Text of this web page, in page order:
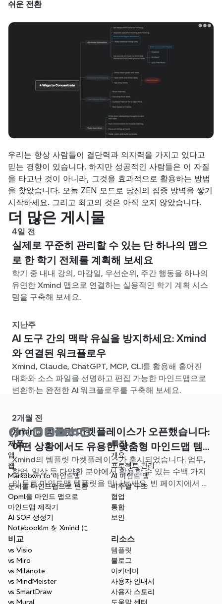
쉬운 전환
우리는 항상 사람들이 결단력과 의지력을 가지고 있다고
믿는 경향이 있습니다. 하지만 성공적인 사람들은 이 자질
을 타고난 것이 아니라, 그것을 효과적으로 활용하는 방법
을 찾았습니다. 오늘 ZEN 모드로 당신의 집중 방벽을 쌓기
시작하세요. 그리고 최고의 것은 아직 오지 않았습니다.
더 많은 게시물
4일 전
실제로 꾸준히 관리할 수 있는 단 하나의 맵으
로 한 학기 전체를 계획해 보세요
학기 중 내내 강의, 마감일, 우선순위, 주간 행동을 하나의
유연한 Xmind 맵으로 연결하는 실용적인 학기 계획 시스
템을 구축해 보세요.
지난주
AI 도구 간의 맥락 유실을 방지하세요: Xmind
와 연결된 워크플로우
Xmind, Claude, ChatGPT, MCP, CLI를 활용해 흩어진
대화와 소스 파일을 선명하고 편집 가능한 마인드맵으로
변환하는 완전한 AI 워크플로우를 구축해 보세요.
2개월 전
Xmind 템플릿 마켓플레이스가 오픈했습니다:
어떤 상황에서도 유용한 맞춤형 마인드맵 템
플릿을 찾아보세요
Xmind의 템플릿 마켓플레이스가 출시되었습니다. 업무,
학업, 일상 등 다양한 분야에서 활용할 수 있는 수백 가지
의 무료 마인드맵 템플릿을 만나보세요. 빈 페이지에서 고
민할 필요 없이, 나에게 딱 맞는 시작점을 찾아보세요.
제품
앱
웹
Markdown to 마인드맵
문서를 마인드맵으로 변환
Opml을 마인드 맵으로
마인드맵 제작기
AI SOP 생성기
Notebooklm を Xmind に
특징
개요
프로젝트 관리
AI 마인드 맵
비주얼 구조
협업
통합
보안
비교
vs Visio
vs Miro
vs Milanote
vs MindMeister
vs SmartDraw
vs Mural
리소스
템플릿
블로그
아카데미
사용자 안내서
사용자 스토리
도움말 센터